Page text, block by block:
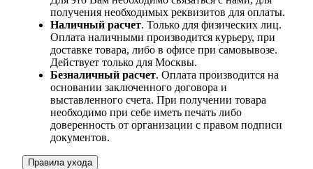
получения необходимых реквизитов для оплаты.
Наличный расчет. Только для физических лиц.
Оплата наличными производится курьеру, при
доставке товара, либо в офисе при самовывозе.
Действует только для Москвы.
Безналичный расчет. Оплата производится на
основании заключенного договора и
выставленного счета. При получении товара
необходимо при себе иметь печать либо
доверенность от организации с правом подписи
документов.
Правила ухода